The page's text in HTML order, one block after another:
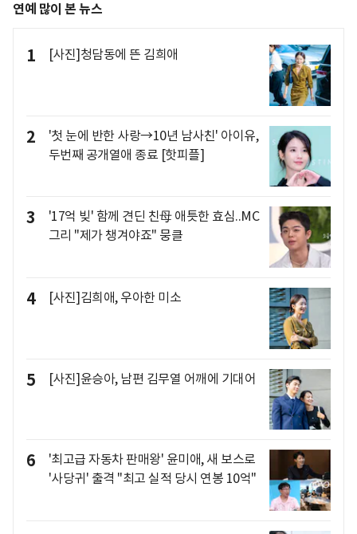
연예 많이 본 뉴스
1 [사진]청담동에 뜬 김희애
2
'첫 눈에 반한 사랑→10년 남사친' 아이유,
두번째 공개열애 종료 [핫피플]
3
'17억 빚' 함께 견딘 친母 애틋한 효심..MC
그리 "제가 챙겨야죠" 뭉클
4 [사진]김희애, 우아한 미소
5 [사진]윤승아, 남편 김무열 어깨에 기대어
6
'최고급 자동차 판매왕' 윤미애, 새 보스로
'사당귀' 출격 "최고 실적 당시 연봉 10억"